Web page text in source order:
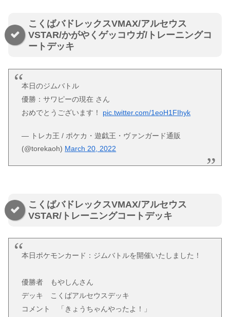
こくばバドレックスVMAX/アルセウス
VSTAR/かがやくゲッコウガ/トレーニングコ
ートデッキ
本日のジムバトル
優勝：サワピーの現在 さん
おめでとうございます！ pic.twitter.com/1eoH1FIhyk
— トレカ王 / ポケカ・遊戯王・ヴァンガード通販
(@torekaoh) March 20, 2022
こくばバドレックスVMAX/アルセウス
VSTAR/トレーニングコートデッキ
本日ポケモンカード：ジムバトルを開催いたしました！
優勝者 もやしんさん
デッキ こくばアルセウスデッキ
コメント 「きょうちゃんやったよ！」